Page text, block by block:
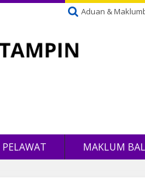
Aduan &
PELAWAT MAKLUM